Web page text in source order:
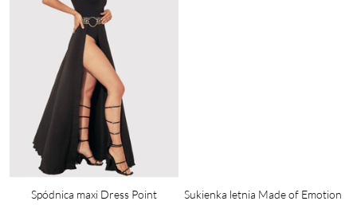
Spódnica maxi Dress Point Sukienka letnia Made of Emotion